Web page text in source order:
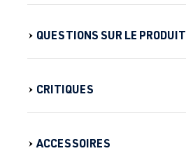
QUESTIONS SUR LE PRODUIT
CRITIQUES
ACCESSOIRES